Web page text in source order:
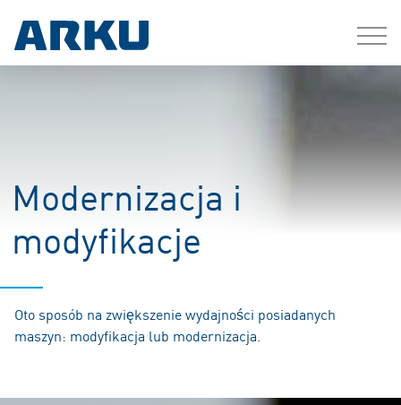
Modernizacja i
modyfikacje
Oto sposób na zwiększenie wydajności posiadanych
maszyn: modyfikacja lub modernizacja.